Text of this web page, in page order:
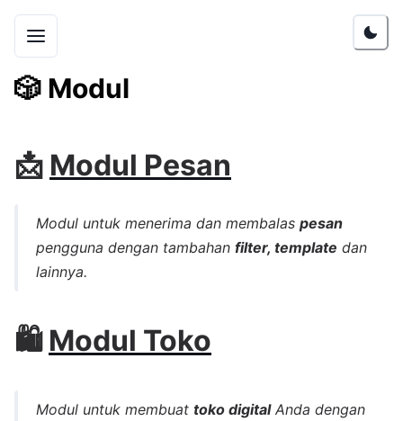
🎲 Modul
📩 Modul Pesan
Modul untuk menerima dan membalas pesan
pengguna dengan tambahan filter, template dan
lainnya.
🛍️ Modul Toko
Modul untuk membuat toko digitalAnda dengan